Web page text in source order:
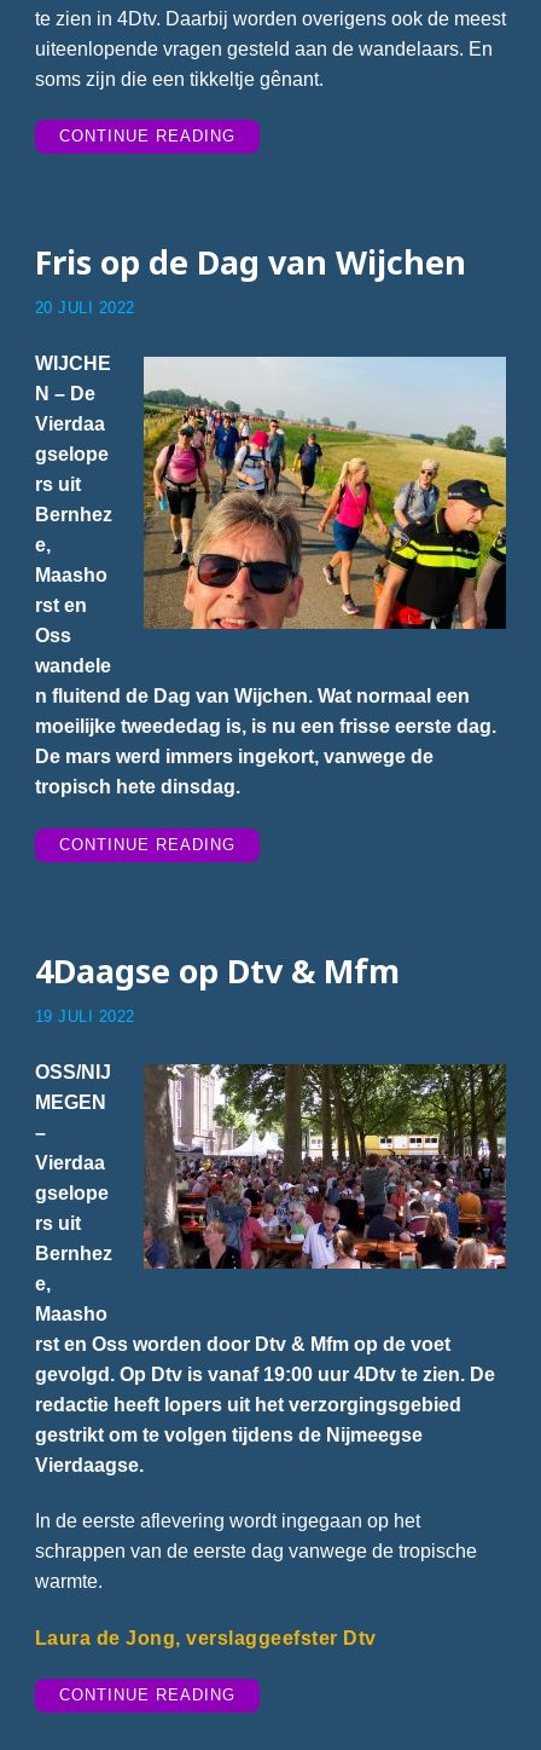
te zien in 4Dtv. Daarbij worden overigens ook de meest
uiteenlopende vragen gesteld aan de wandelaars. En
soms zijn die een tikkeltje gênant.
CONTINUE READING“VITAAL
WANDELEN
Fris op de Dag van Wijchen
20 JULI 2022
WIJCHE
N – De
Vierdaa
gselope
rs uit
Bernhez
e,
Maasho
rst en
Oss
wandele
n fluitend de Dag van Wijchen. Wat normaal een
moeilijke tweededag is, is nu een frisse eerste dag.
De mars werd immers ingekort, vanwege de
tropisch hete dinsdag.
CONTINUE READING“FRIS
OP
4Daagse op Dtv & Mfm
19 JULI 2022
OSS/NIJ
MEGEN
–
Vierdaa
gselope
rs uit
Bernhez
e,
Maasho
rst en Oss worden door Dtv & Mfm op de voet
gevolgd. Op Dtv is vanaf 19:00 uur 4Dtv te zien. De
redactie heeft lopers uit het verzorgingsgebied
gestrikt om te volgen tijdens de Nijmeegse
Vierdaagse.
In de eerste aflevering wordt ingegaan op het
schrappen van de eerste dag vanwege de tropische
warmte.
Laura de Jong, verslaggeefster Dtv
CONTINUE READING“4DAAGSE
OP